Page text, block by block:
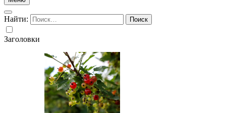
Найти:
Заголовки